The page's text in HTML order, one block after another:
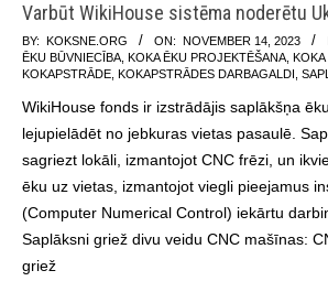
Varbūt WikiHouse sistēma noderētu
2023-
11-
BY: KOKSNE.ORG ON: NOVEMBER 14, 2023
ĒKU BŪVNIECĪBA
KOKA ĒKU PROJEKTĒŠANA
KOKAPSTRĀDE
KOKAPSTRĀDES DARBAGALDI
WikiHouse fonds ir izstrādājis saplākšņa
lejupielādēt no jebkuras vietas pasaulē.
sagriezt lokāli, izmantojot CNC frēzi, un
ēku uz vietas, izmantojot viegli pieejamus
(Computer Numerical Control) iekārtu
Saplāksni griež divu veidu CNC mašīnas:
griež